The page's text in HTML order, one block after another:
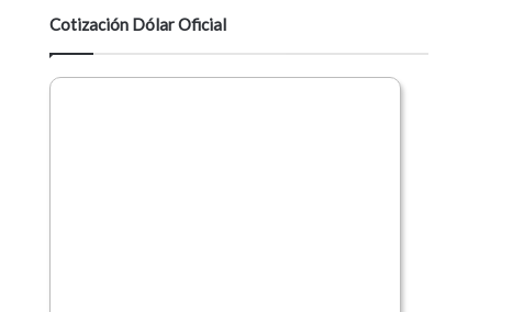
modo
Cotización Dólar Oficial